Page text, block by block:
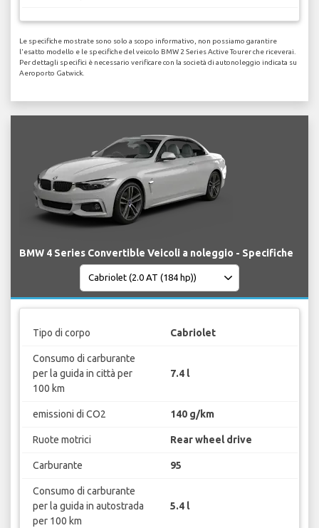
Le specifiche mostrate sono solo a scopo informativo, non possiamo garantire
l'esatto modello e le specifiche del veicolo BMW 2 Series Active Tourer che riceverai.
Per dettagli specifici è necessario verificare con la società di autonoleggio indicata su
Aeroporto Gatwick.
BMW 4 Series Convertible Veicoli a noleggio - Specifiche
Tipo di corpo Cabriolet
Consumo di carburante
per la guida in città per
100 km
7.4 l
emissioni di CO2 140 g/km
Ruote motrici Rear wheel drive
Carburante 95
Consumo di carburante
per la guida in autostrada
per 100 km
5.4 l